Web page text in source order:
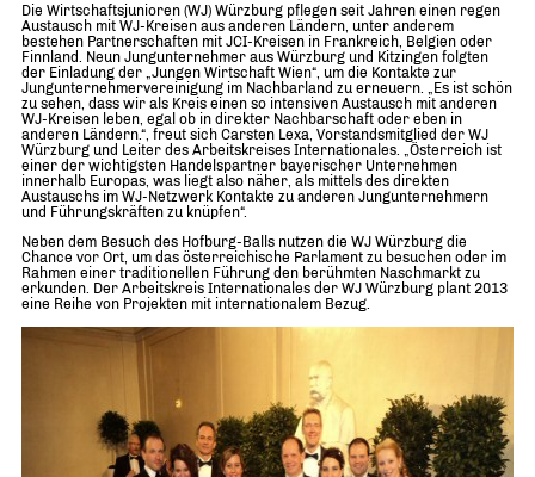
Imagefilm
Merchandising-Klamotten
Die Wirtschaftsjunioren (WJ) Würzburg pflegen seit Jahren einen regen
Austausch mit WJ-Kreisen aus anderen Ländern, unter anderem
bestehen Partnerschaften mit JCI-Kreisen in Frankreich, Belgien oder
Finnland. Neun Jungunternehmer aus Würzburg und Kitzingen folgten
der Einladung der „Jungen Wirtschaft Wien“, um die Kontakte zur
Jungunternehmervereinigung im Nachbarland zu erneuern. „Es ist schön
zu sehen, dass wir als Kreis einen so intensiven Austausch mit anderen
WJ-Kreisen leben, egal ob in direkter Nachbarschaft oder eben in
anderen Ländern.“, freut sich Carsten Lexa, Vorstandsmitglied der WJ
Würzburg und Leiter des Arbeitskreises Internationales. „Österreich ist
einer der wichtigsten Handelspartner bayerischer Unternehmen
innerhalb Europas, was liegt also näher, als mittels des direkten
Austauschs im WJ-Netzwerk Kontakte zu anderen Jungunternehmern
und Führungskräften zu knüpfen“.
Neben dem Besuch des Hofburg-Balls nutzen die WJ Würzburg die
Chance vor Ort, um das österreichische Parlament zu besuchen oder im
Rahmen einer traditionellen Führung den berühmten Naschmarkt zu
erkunden. Der Arbeitskreis Internationales der WJ Würzburg plant 2013
eine Reihe von Projekten mit internationalem Bezug.